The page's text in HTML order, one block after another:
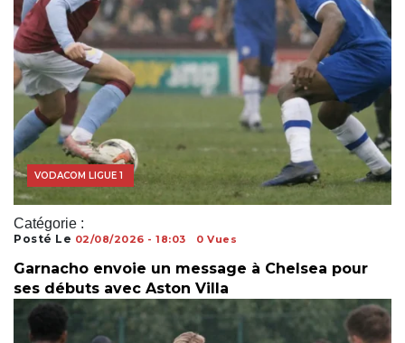
Catégorie :
COUPE DU MONDE
VODACOM LIGUE 1
Posté Le 02/08/2026 - 18:03 0 Vues
Garnacho envoie un message à Chelsea pour
ses débuts avec Aston Villa